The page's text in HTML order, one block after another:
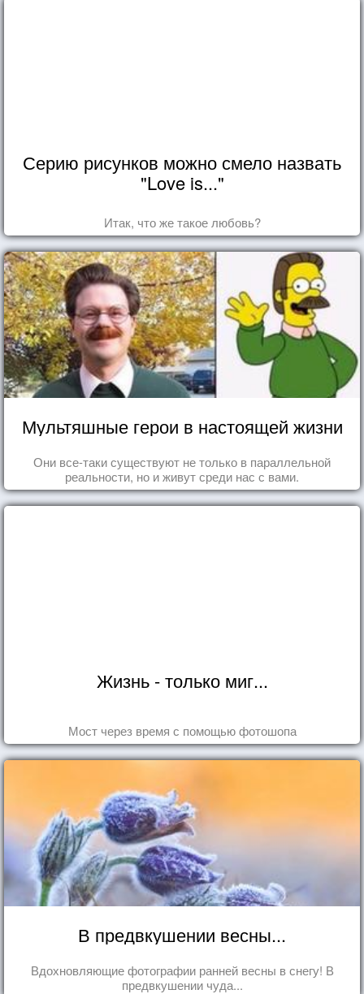
Серию рисунков можно смело назвать
"Love is..."
Итак, что же такое любовь?
Мультяшные герои в настоящей жизни
Они все-таки существуют не только в параллельной
реальности, но и живут среди нас с вами.
Жизнь - только миг...
Мост через время с помощью фотошопа
В предвкушении весны...
Вдохновляющие фотографии ранней весны в снегу! В
предвкушении чуда...